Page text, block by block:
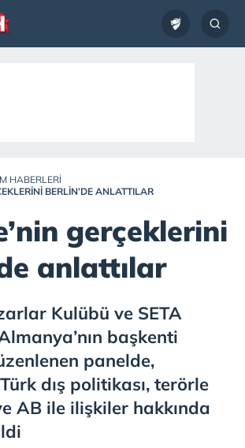
HABERLERI
BERLIN’DE ANLATTILAR
gerçeklerini
anlattılar
Kulübü ve SETA
başkenti
panelde,
dış politikası, terörle
AB ile ilişkiler hakkında